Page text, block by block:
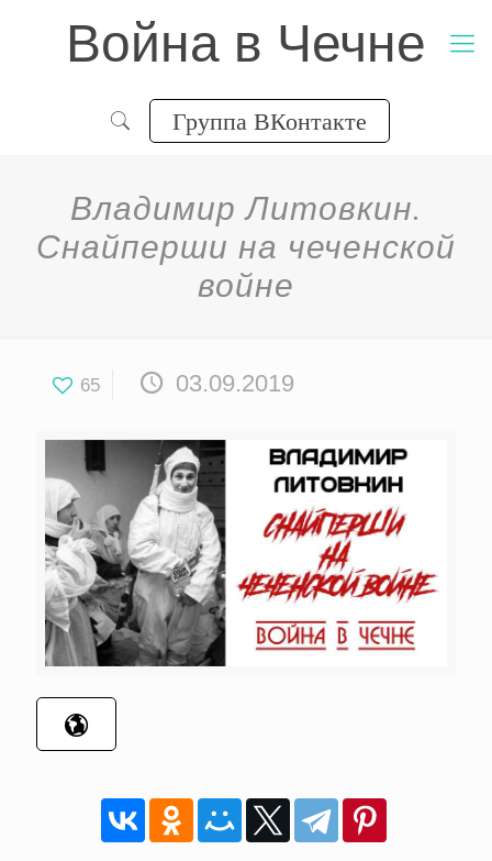
Война в Чечне
Группа ВКонтакте
Владимир Литовкин.
Снайперши на чеченской
войне
65 03.09.2019